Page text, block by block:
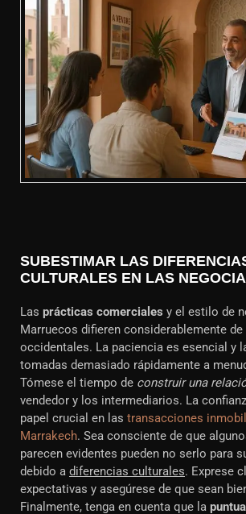
SUBESTIMAR LAS
CULTURALES EN LAS
Las prácticas comerciales y el estilo de
Marruecos difieren considerablemente
occidentales. La paciencia es esencial y
tomadas demasiado rápidamente a
Tómese el tiempo de construir una
vendedor y los intermediarios. La
papel crucial en las transacciones
Marrakech. Sea consciente de que
parecen evidentes pueden no serlo para
debido a diferencias culturales. Exprese
expectativas y asegúrese de que sean
Finalmente, tenga en cuenta que la